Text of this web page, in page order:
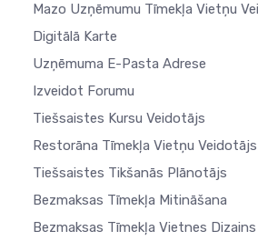
Mazo Uzņēmumu Tīmekļa Vietņu
Digitālā Karte
Uzņēmuma E-Pasta Adrese
Izveidot Forumu
Tiešsaistes Kursu Veidotājs
Restorāna Tīmekļa Vietņu Veidotājs
Tiešsaistes Tikšanās Plānotājs
Bezmaksas Tīmekļa Mitināšana
Bezmaksas Tīmekļa Vietnes Dizains